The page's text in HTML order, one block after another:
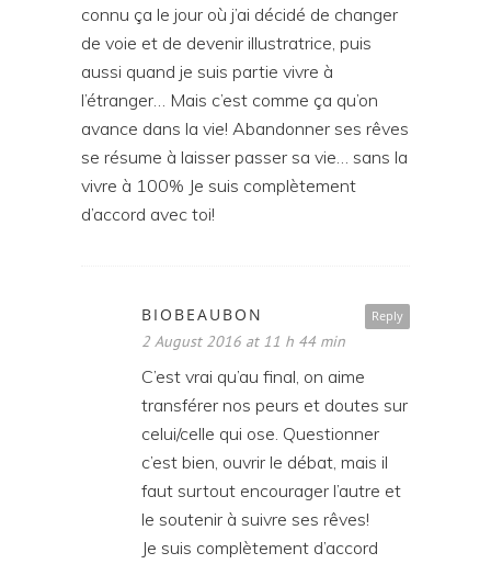
connu ça le jour où j’ai décidé de changer
de voie et de devenir illustratrice, puis
aussi quand je suis partie vivre à
l’étranger… Mais c’est comme ça qu’on
avance dans la vie! Abandonner ses rêves
se résume à laisser passer sa vie… sans la
vivre à 100% Je suis complètement
d’accord avec toi!
Reply
BIOBEAUBON
2 August 2016 at 11 h 44 min
C’est vrai qu’au final, on aime
transférer nos peurs et doutes sur
celui/celle qui ose. Questionner
c’est bien, ouvrir le débat, mais il
faut surtout encourager l’autre et
le soutenir à suivre ses rêves!
Je suis complètement d’accord